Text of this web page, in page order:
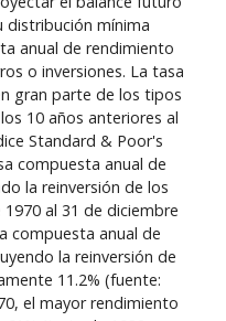
distribución mínima
anual de rendimiento
o inversiones. La tasa
gran parte de los tipos
10 años anteriores al
Standard & Poor's
compuesta anual de
la reinversión de los
al 31 de diciembre
compuesta anual de
la reinversión de
11.2% (fuente:
el mayor rendimiento